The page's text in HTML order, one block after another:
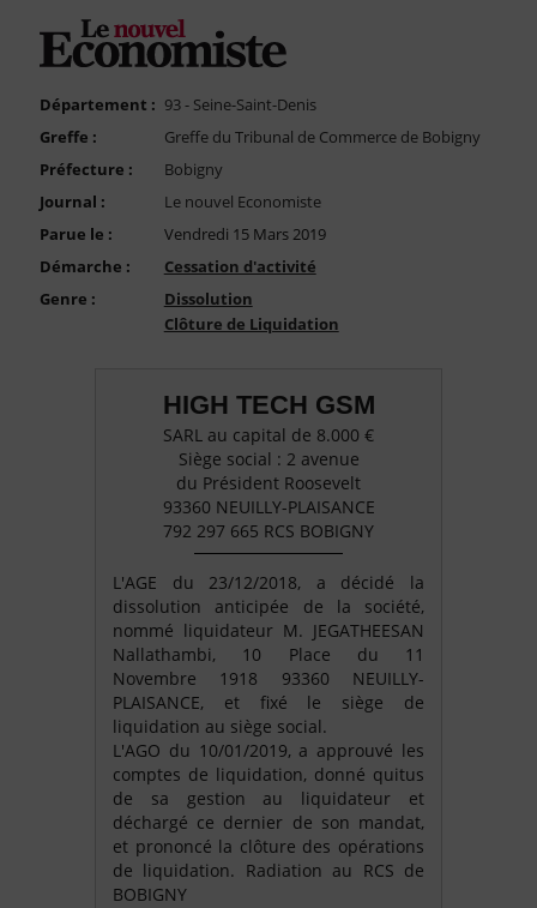
FAQ
Compte PRO
Département : 93 - Seine-Saint-Denis
Greffe :
Greffe du Tribunal de Commerce de Bobigny
Préfecture :
Bobigny
Journal :
Le nouvel Economiste
Parue le :
Vendredi 15 Mars 2019
Démarche :
Cessation d'activité
Genre :
Dissolution
Clôture de Liquidation
HIGH TECH GSM
SARL au capital de 8.000 €
Siège social : 2 avenue
du Président Roosevelt
93360 NEUILLY-PLAISANCE
792 297 665 RCS BOBIGNY
L'AGE du 23/12/2018, a décidé la
dissolution anticipée de la société,
nommé liquidateur M. JEGATHEESAN
Nallathambi, 10 Place du 11
Novembre 1918 93360 NEUILLY-
PLAISANCE, et fixé le siège de
liquidation au siège social.
L'AGO du 10/01/2019, a approuvé les
comptes de liquidation, donné quitus
de sa gestion au liquidateur et
déchargé ce dernier de son mandat,
et prononcé la clôture des opérations
de liquidation. Radiation au RCS de
BOBIGNY